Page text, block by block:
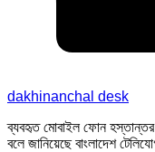
dakhinanchal desk
ব্যবহৃত মোবাইল ফোন হস্তান্তর
বলে জানিয়েছে বাংলাদেশ